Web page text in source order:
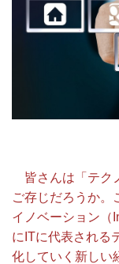
皆さんは「テク
ご存じだろうか。
イノベーション（
にITに代表される
化していく新しい